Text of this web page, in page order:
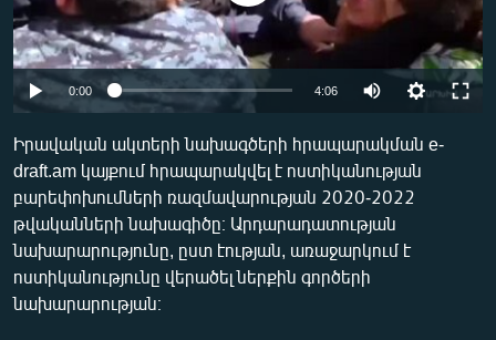
ՄԻՋԱԶԳԱՅԻՆ
ՄՇԱԿՈՒՅԹ
ՍՊՈՐՏ
ՏՏ ԵՒ ԻՆՏԵՐՆԵՏ
ԿՈՐՈՆԱՎԻՐՈՒՍ
ԱՐԽԻՎ
ՏԵՍԱՆՅՈՒԹԵՐ
270p 404p
0:00 4:06
360p
404p
Իրավական ակտերի նախագծերի հրապարակման e-
draft.am կայքում հրապարակվել է ոստիկանության
բարեփոխումների ռազմավարության 2020-2022
թվականների նախագիծը։ Արդարադատության
նախարարությունը, ըստ էության, առաջարկում է
ոստիկանությունը վերածել ներքին գործերի
նախարարության։